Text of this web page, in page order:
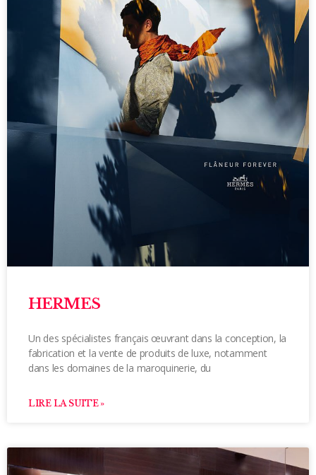
HERMES
Un des spécialistes français œuvrant dans la conception, la
fabrication et la vente de produits de luxe, notamment
dans les domaines de la maroquinerie, du
LIRE LA SUITE »